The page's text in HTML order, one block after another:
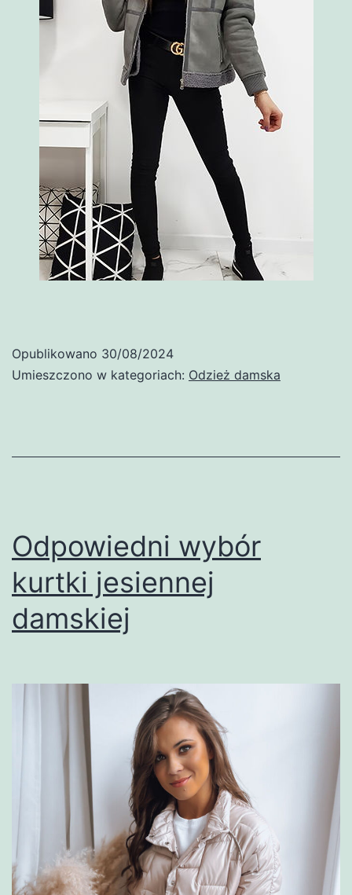
Opublikowano 30/08/2024
Umieszczono w kategoriach: Odzież damska
Odpowiedni wybór
kurtki jesiennej
damskiej